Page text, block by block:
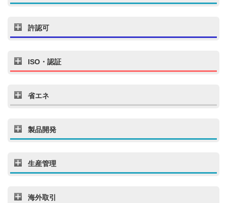
許認可
ISO・認証
省エネ
製品開発
生産管理
海外取引